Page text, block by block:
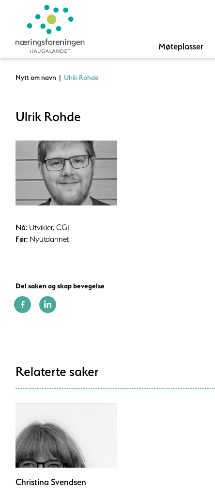
Møteplasser
Nytt om navn | Ulrik Rohde
Ulrik Rohde
Nå: Utvikler, CGI
Før: Nyutdannet
Del saken og skap bevegelse
Relaterte saker
Christina Svendsen